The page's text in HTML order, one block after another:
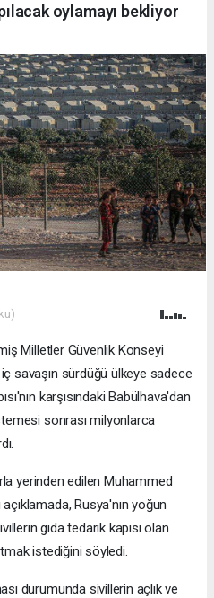
oylamayı bekliyor
Milletler Güvenlik Konseyi
savaşın sürdüğü ülkeye sadece
karşısındaki Babülhava'dan
sonrası milyonlarca
yerinden edilen Muhammed
Rusya'nın yoğun
gıda tedarik kapısı olan
istediğini söyledi.
durumunda sivillerin açlık ve